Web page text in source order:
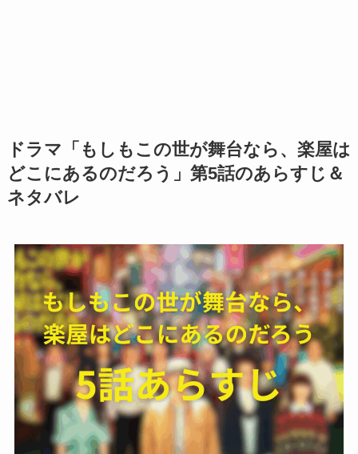
ドラマ「もしもこの世が舞台なら、楽屋は
どこにあるのだろう」第5話のあらすじ＆
ネタバレ